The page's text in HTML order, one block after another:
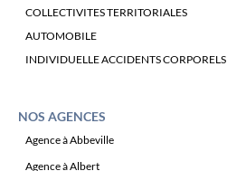
COLLECTIVITES TERRITORIALES
AUTOMOBILE
INDIVIDUELLE ACCIDENTS CORPORELS
NOS AGENCES
Agence à Abbeville
Agence à Albert